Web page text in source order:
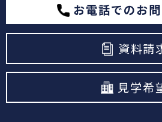
お電話でのお
資料請
見学希